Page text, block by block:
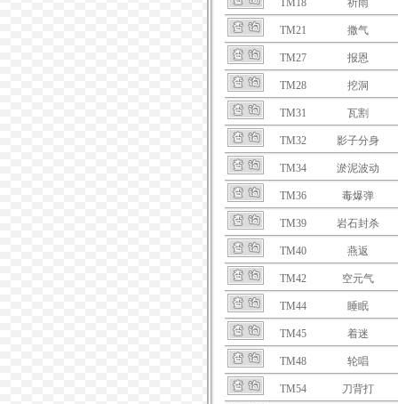
TM18 祈雨
TM21 撒气
TM27 报恩
TM28 挖洞
TM31 瓦割
TM32 影子分身
TM34 淤泥波动
TM36 毒爆弹
TM39 岩石封杀
TM40 燕返
TM42 空元气
TM44 睡眠
TM45 着迷
TM48 轮唱
TM54 刀背打